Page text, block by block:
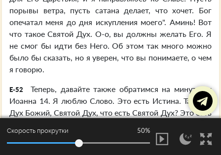
порывы ветра, пусть сатана делает, что хочет. Бог
опечатал меня до дня искупления моего". Аминь! Вот
что такое Святой Дух. О-о, вы должны желать Его. Я
не смог бы идти без Него. Об этом так много можно
было бы сказать, но я уверен, что вы понимаете, о чем
я говорю.
E-52
Теперь, давайте также обратимся на минутку к
Иоанна 14. Я люблю Слово. Это есть Истина. Так вот,
Дух Божий, Святой Дух, что есть Святой Дух? Это есть
немного прокомментировать. Что есть Святой Дух?
Это печать. Что есть Святой Дух? Это завет. Что есть
Скорость прокрутки 50%